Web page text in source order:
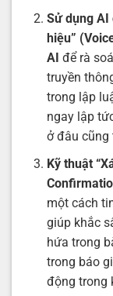
Sử dụng AI
hiệu”
AI để rà
truyền
trong lập
ngay lập
ở đâu cũng
Kỹ thuật
một cách
giúp khắc
hứa trong
trong báo
động trong